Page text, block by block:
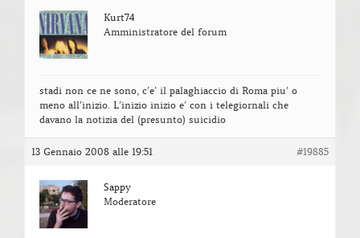
Kurt74
Amministratore del forum
stadi non ce ne sono, c’e’ il palaghiaccio di Roma piu’ o
meno all’inizio. L’inizio inizio e’ con i telegiornali che
davano la notizia del (presunto) suicidio
13 Gennaio 2008 alle 19:51 #19885
Sappy
Moderatore